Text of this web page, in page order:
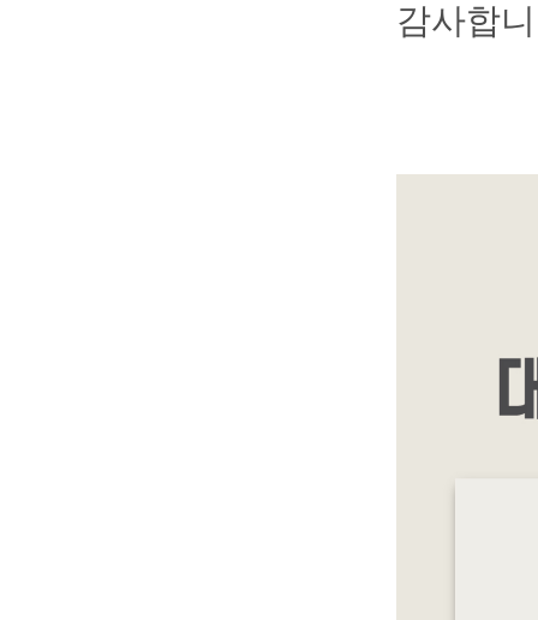
감사합